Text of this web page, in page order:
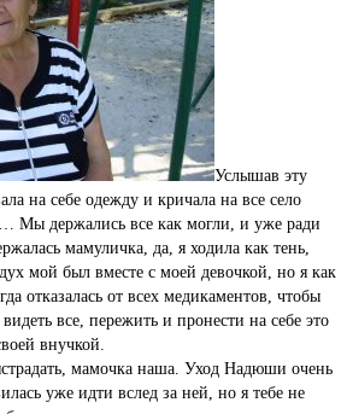
Услышав эту
на себе одежду и кричала на все село
Мы держались все как могли, и уже ради
мамуличка, да, я ходила как тень,
мой был вместе с моей девочкой, но я как
отказалась от всех медикаментов, чтобы
все, пережить и пронести на себе это
внучкой.
мамочка наша. Уход Надюши очень
уже идти вслед за ней, но я тебе не